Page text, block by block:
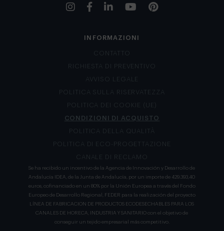
INFORMAZIONI
CONTATTO
RICHIESTA DI PREVENTIVO
AVVISO LEGALE
POLITICA SULLA RISERVATEZZA
POLITICA DEI COOKIE (UE)
CONDIZIONI DI ACQUISTO
POLITICA DELLA QUALITÀ
POLITICA DI ECO-PROGETTAZIONE
CANALE DI RECLAMO
Se ha recibido un incentivo de la Agencia de Innovación y Desarrollo de
Andalucía IDEA, de la Junta de Andalucía, por un importe de 429.393,40
euros, cofinanciado en un 80% por la Unión Europea a través del Fondo
Europeo de Desarrollo Regional, FEDER para la realización del proyecto
LÍNEA DE FABRICACION DE PRODUCTOS ECODESECHABLES PARA LOS
CANALES DE HORECA, INDUSTRIA Y SANITARIO con el objetivo de
conseguir un tejido empresarial más competitivo.